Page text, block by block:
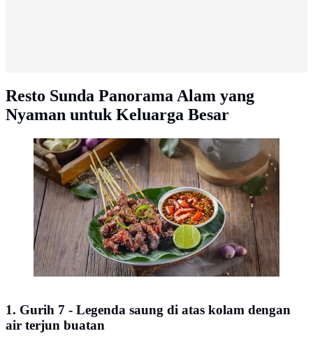
Resto Sunda Panorama Alam yang
Nyaman untuk Keluarga Besar
Gurih 7 (image by Gmaps Gurih 7)
1. Gurih 7 - Legenda saung di atas kolam dengan
air terjun buatan